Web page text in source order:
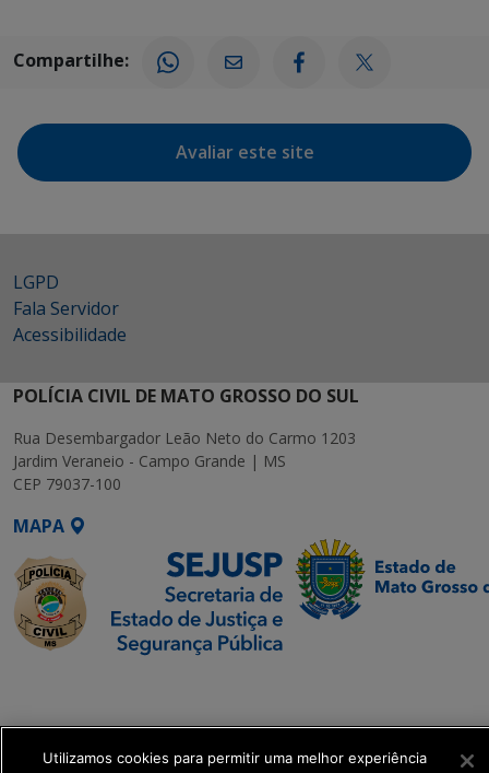
Compartilhe:
Avaliar este site
LGPD
Fala Servidor
Acessibilidade
POLÍCIA CIVIL DE MATO GROSSO DO SUL
Rua Desembargador Leão Neto do Carmo 1203
Jardim Veraneio - Campo Grande | MS
CEP 79037-100
MAPA
Transformação Digital
Utilizamos cookies para permitir uma melhor experiência